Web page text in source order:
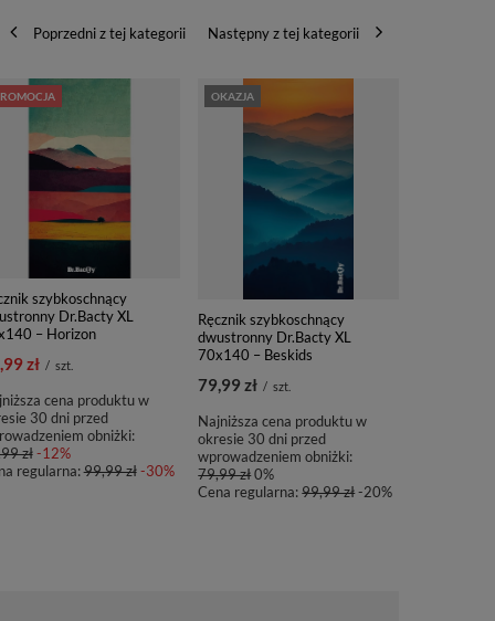
Poprzedni z tej kategorii Następny z tej kategorii
szybkoschnący
Dr.Bacty XL
– Horizon
zł / szt.
cena produktu w
30 dni przed
obniżki:
zł -12%
regularna:99,99 zł -30%
OKAZJA
Ręcznik szybkoschnący
dwustronny Dr.Bacty XL
70x140 – Beskids
79,99 zł / szt.
Najniższa cena produktu w
okresie 30 dni przed
wprowadzeniem obniżki:
79,99 zł0%
Cena regularna:99,99 zł-20%